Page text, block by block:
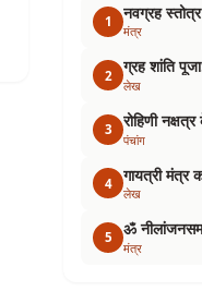
1
मंत्र
2
लेख
3 रोहिणी
पंचांग
4 गायत्री मंत्र
लेख
5
मंत्र